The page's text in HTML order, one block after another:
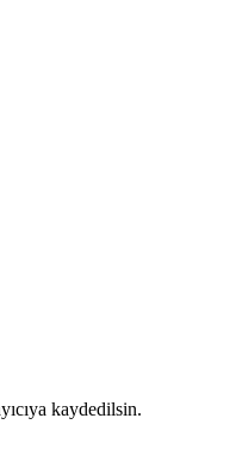
kaydedilsin.